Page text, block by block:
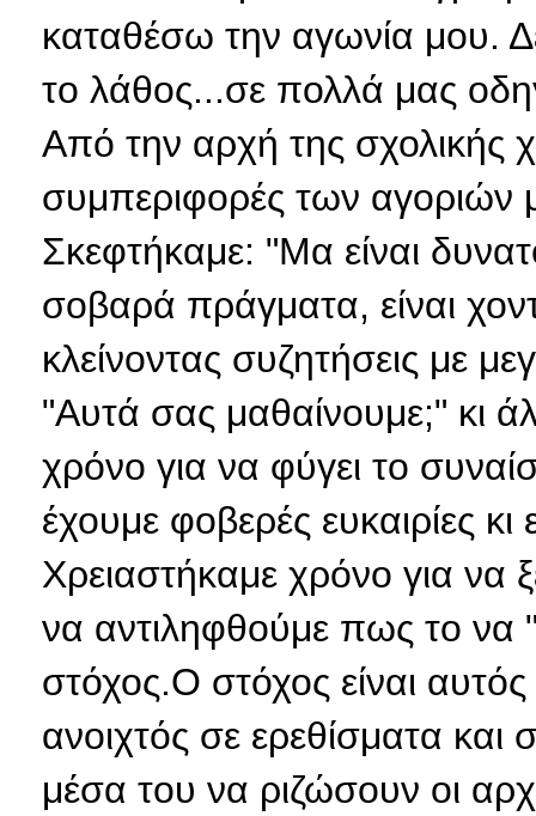
καταθέσω την αγωνία μου.
το λάθος...σε πολλά μας
Από την αρχή της σχολικής
συμπεριφορές των αγοριών
Σκεφτήκαμε: "Μα είναι
σοβαρά πράγματα, είναι
κλείνοντας συζητήσεις με
"Αυτά σας μαθαίνουμε;" κι
χρόνο για να φύγει το
έχουμε φοβερές ευκαιρίες
Χρειαστήκαμε χρόνο για να
να αντιληφθούμε πως το να
στόχος.Ο στόχος είναι
ανοιχτός σε ερεθίσματα
μέσα του να ριζώσουν οι